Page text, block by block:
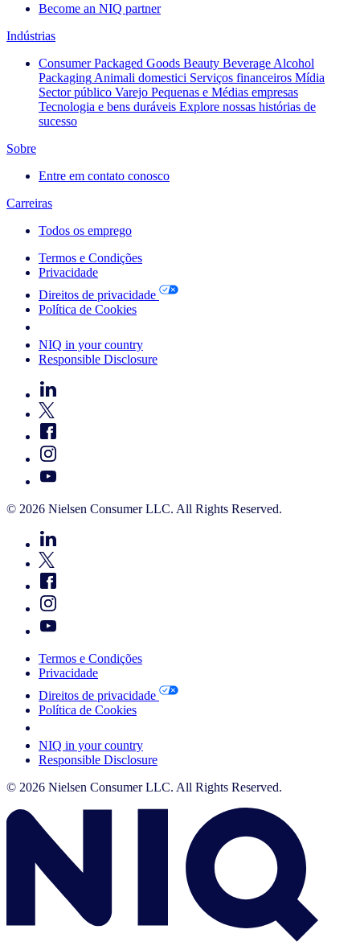
Become an NIQ partner
Indústrias
Consumer Packaged Goods Beauty Beverage Alcohol
Packaging Animali domestici Serviços financeiros Mídia
Sector público Varejo Pequenas e Médias empresas
Tecnologia e bens duráveis Explore nossas histórias de
sucesso
Sobre
Entre em contato conosco
Carreiras
Todos os emprego
Termos e Condições
Privacidade
Direitos de privacidade
Política de Cookies
NIQ in your country
Responsible Disclosure
© 2026 Nielsen Consumer LLC. All Rights Reserved.
Termos e Condições
Privacidade
Direitos de privacidade
Política de Cookies
NIQ in your country
Responsible Disclosure
© 2026 Nielsen Consumer LLC. All Rights Reserved.